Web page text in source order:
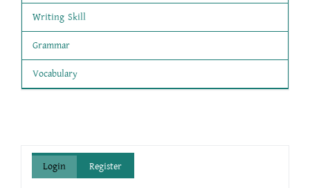
Writing Skill
Grammar
Vocabulary
Login Register